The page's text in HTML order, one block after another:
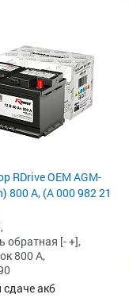
RDrive OEM AGM-
800 А, (A 000 982 21
обратная [- +],
800 А,
сдаче акб